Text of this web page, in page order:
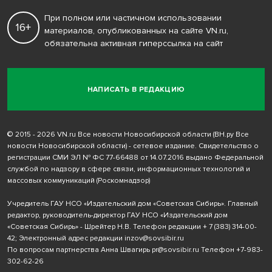
НАПИСАТЬ В РЕДАКЦИЮ
16+
При полном или частичном использовании
материалов, опубликованных на сайте VN.ru,
обязательна активная гиперссылка на сайт
© 2015 - 2026 VN.ru Все новости Новосибирской области (ВН.ру Все
новости Новосибирской области) - сетевое издание. Свидетельство о
регистрации СМИ ЭЛ № ФС 77-66488 от 14.07.2016 выдано Федеральной
службой по надзору в сфере связи, информационных технологий и
массовых коммуникаций (Роскомнадзор)
Учредитель ГАУ НСО «Издательский дом «Советская Сибирь». Главный
редактор, руководитель-директор ГАУ НСО «Издательский дом
«Советская Сибирь» - Шрейтер Н.В. Телефон редакции + 7 (383) 314-00-
42; Электронный адрес редакции inzov@sovsibir.ru
По вопросам партнерства Анна Швагирь pr@sovsibir.ru Телефон +7-983-
302-62-26